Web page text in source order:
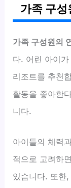
가족 구
가족 구성원의
다. 어린 아이
리조트를 추천
활동을 좋아한
니다.
아이들의 체력
적으로 고려하
있습니다. 또한